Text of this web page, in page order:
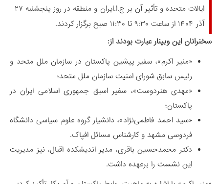
ایالات متحده و تأثیر آن بر ج.ا.ایران و منطقه در روز پنجشنبه ۲۷
آذر ۱۴۰۴ از ساعت ۹:۳۰ تا ۱۱:۳۰ صبح برگزار کردند.
سخنرانان این وبینار عبارت بودند از:
«منیر اکرم»، سفیر پیشین پاکستان در سازمان ملل متحد و
رئیس سابق شورای امنیت سازمان ملل متحد؛
«مهدی هنردوست»، سفیر اسبق جمهوری اسلامی ایران در
پاکستان؛
«سید احمد فاطمی‌نژاد»، دانشیار گروه علوم سیاسی دانشگاه
فردوسی مشهد و کارشناس مسائل افپاک.
دکتر محمدحسین باقری، مدیر اندیشکده اقبال، نیز مدیریت
این نشست را برعهده داشت.